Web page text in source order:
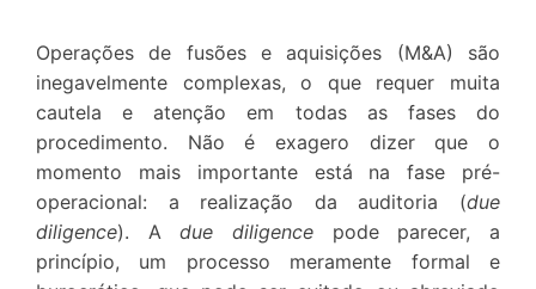
Operações de fusões e aquisições (M&A) são
inegavelmente complexas, o que requer muita
cautela e atenção em todas as fases do
procedimento. Não é exagero dizer que o
momento mais importante está na fase pré-
operacional: a realização da auditoria (due
diligence). Adue diligence pode parecer, a
princípio, um processo meramente formal e